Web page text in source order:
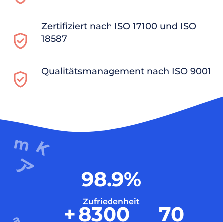
Zertifiziert nach ISO 17100 und ISO
18587
Qualitätsmanagement nach ISO 9001
98.9%
Zufriedenheit
+8300 70